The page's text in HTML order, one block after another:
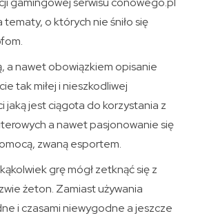
tematy, o których nie śniło się
a nawet obowiązkiem opisanie
tak miłej i nieszkodliwej
jaką jest ciągota do korzystania z
a nawet pasjonowanie się
zwaną esportem.
grę mógł zetknąć się z
żeton. Zamiast używania
i czasami niewygodne a jeszcze